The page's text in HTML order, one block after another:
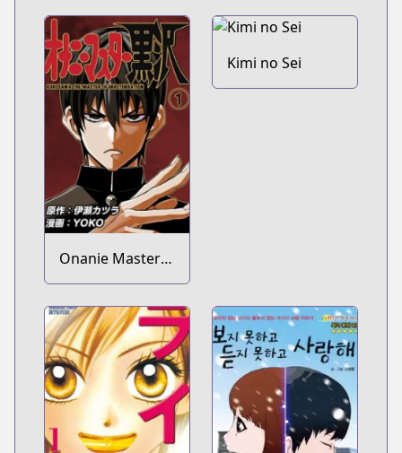
Onanie Master
Kurosawa
Kimi no Sei